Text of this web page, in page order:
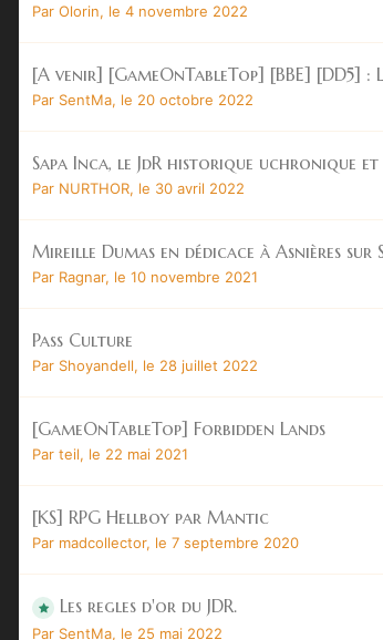
Par Olorin, le 4 novembre 2022
[A venir] [GameOnTableTop] [BBE] [DD5]
Par SentMa, le 20 octobre 2022
Sapa Inca, le JdR historique uchronique
Par NURTHOR, le 30 avril 2022
Mireille Dumas en dédicace à Asnières sur
Par Ragnar, le 10 novembre 2021
Pass Culture
Par Shoyandell, le 28 juillet 2022
[GameOnTableTop] Forbidden Lands
Par teil, le 22 mai 2021
[KS] RPG Hellboy par Mantic
Par madcollector, le 7 septembre 2020
Les regles d'or du JDR.
Par SentMa, le 25 mai 2022